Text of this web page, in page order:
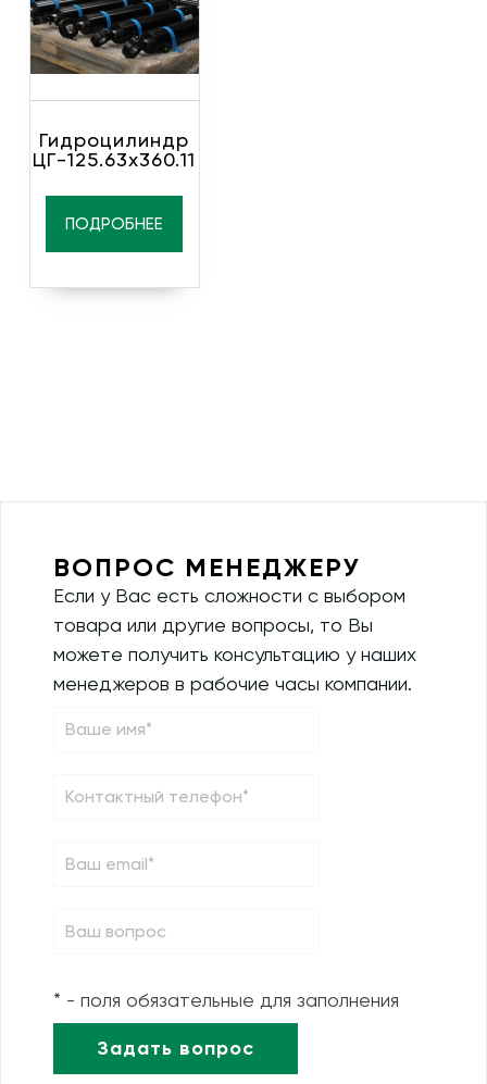
Гидроцилиндр
ЦГ-125.63х360.11
ПОДРОБНЕЕ
ВОПРОС МЕНЕДЖЕРУ
Если у Вас есть сложности с выбором
товара или другие вопросы, то Вы
можете получить консультацию у наших
менеджеров в рабочие часы компании.
* - поля обязательные для заполнения